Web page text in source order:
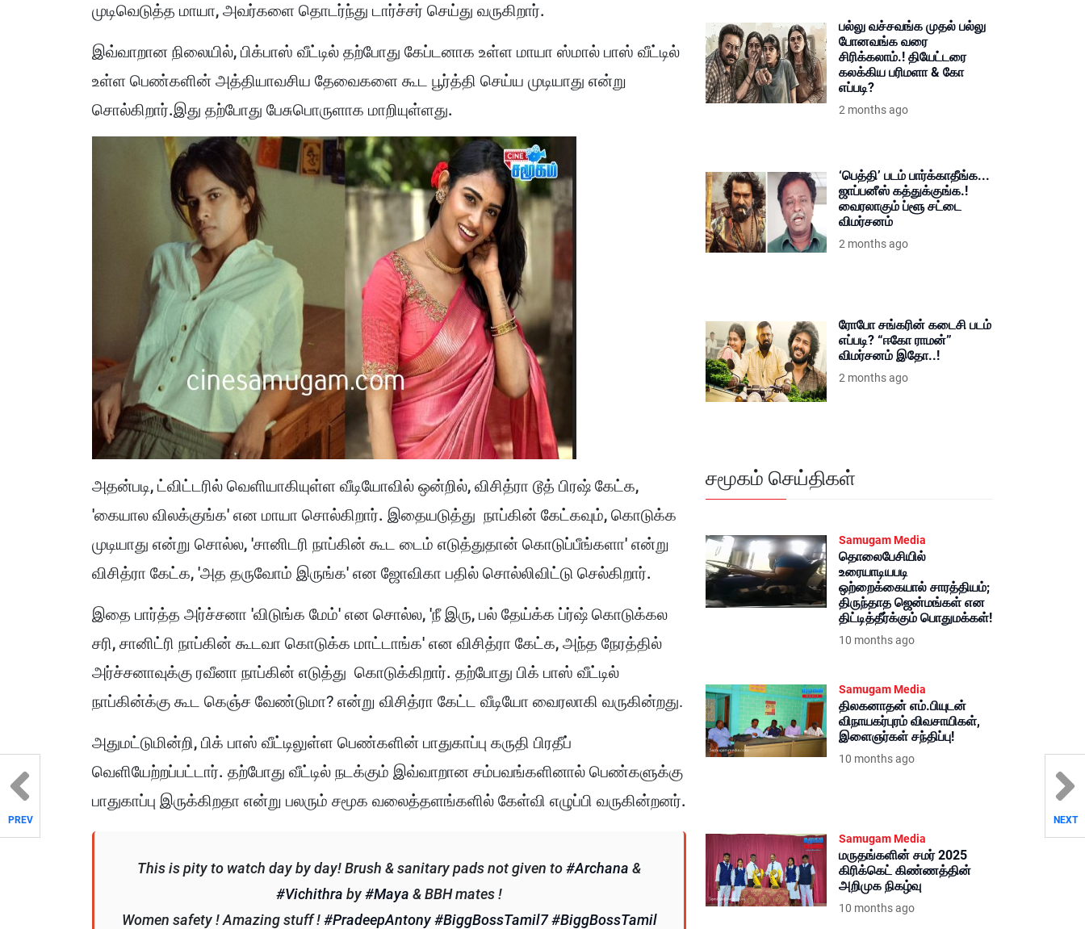
முடிவெடுத்த மாயா, அவர்களை தொடர்ந்து டார்ச்சர் செய்து வருகிறார்.
இவ்வாறான நிலையில், பிக்பாஸ் வீட்டில் தற்போது கேப்டனாக உள்ள மாயா ஸ்மால் பாஸ் வீட்டில்
உள்ள பெண்களின் அத்தியாவசிய தேவைகளை கூட பூர்த்தி செய்ய முடியாது என்று
சொல்கிறார்.இது தற்போது பேசுபொருளாக மாறியுள்ளது.
அதன்படி, ட்விட்டரில் வெளியாகியுள்ள வீடியோவில் ஒன்றில், விசித்ரா டூத் பிரஷ் கேட்க,
'கையால விலக்குங்க' என மாயா சொல்கிறார். இதையடுத்து நாப்கின் கேட்கவும், கொடுக்க
முடியாது என்று சொல்ல, 'சானிடரி நாப்கின் கூட டைம் எடுத்துதான் கொடுப்பீங்களா' என்று
விசித்ரா கேட்க, 'அத தருவோம் இருங்க' என ஜோவிகா பதில் சொல்லிவிட்டு செல்கிறார்.
இதை பார்த்த அர்ச்சனா 'விடுங்க மேம்' என சொல்ல, 'நீ இரு, பல் தேய்க்க ப்ர்ஷ் கொடுக்கல
சரி, சானிட்ரி நாப்கின் கூடவா கொடுக்க மாட்டாங்க' என விசித்ரா கேட்க, அந்த நேரத்தில்
அர்ச்சனாவுக்கு ரவீனா நாப்கின் எடுத்து கொடுக்கிறார். தற்போது பிக் பாஸ் வீட்டில்
நாப்கின்க்கு கூட கெஞ்ச வேண்டுமா? என்று விசித்ரா கேட்ட வீடியோ வைரலாகி வருகின்றது.
அதுமட்டுமின்றி, பிக் பாஸ் வீட்டிலுள்ள பெண்களின் பாதுகாப்பு கருதி பிரதீப்
வெளியேற்றப்பட்டார். தற்போது வீட்டில் நடக்கும் இவ்வாறான சம்பவங்களினால் பெண்களுக்கு
பாதுகாப்பு இருக்கிறதா என்று பலரும் சமூக வலைத்தளங்களில் கேள்வி எழுப்பி வருகின்றனர்.
This is pity to watch day by day! Brush & sanitary pads not given to#Archana &
#Vichithra by#Maya & BBH mates !
Women safety ! Amazing stuff !#PradeepAntony #BiggBossTamil7 #BiggBossTamil
PREV NEXT
பல்லு வச்சவங்க முதல் பல்லு
போனவங்க வரை
சிரிக்கலாம்.! தியேட்டரை
கலக்கிய பரிமளா & கோ
எப்படி?
2 months ago
‘பெத்தி’ படம் பார்க்காதீங்க...
ஜாப்பனீஸ் கத்துக்குங்க.!
வைரலாகும் ப்ளூ சட்டை
விமர்சனம்
2 months ago
ரோபோ சங்கரின் கடைசி படம்
எப்படி? “ஈகோ ராமன்”
விமர்சனம் இதோ..!
2 months ago
சமூகம் செய்திகள்
Samugam Media
தொலைபேசியில்
உரையாடியபடி
ஒற்றைக்கையால் சாரத்தியம்;
திருந்தாத ஜென்மங்கள் என
திட்டித்தீர்க்கும் பொதுமக்கள்!
10 months ago
Samugam Media
திலகனாதன் எம்.பியுடன்
விநாயகர்புரம் விவசாயிகள்,
இளைஞர்கள் சந்திப்பு!
10 months ago
Samugam Media
மருதங்களின் சமர் 2025
கிரிக்கெட் கிண்ணத்தின்
அறிமுக நிகழ்வு
10 months ago